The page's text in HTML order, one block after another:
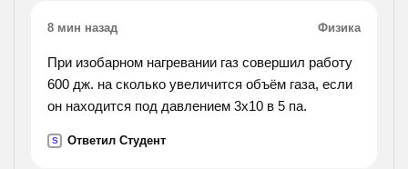
8 мин назад Физика
При изобарном нагревании газ совершил работу
600 дж. на сколько увеличится объём газа, если
он находится под давлением 3х10 в 5 па.
S Ответил Студент